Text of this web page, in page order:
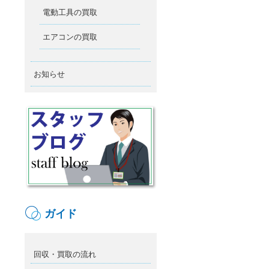
電動工具の買取
エアコンの買取
お知らせ
ガイド
回収・買取の流れ